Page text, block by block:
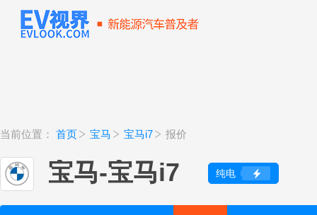
当前位置： 首页 宝马 宝马i7 报价
宝马-宝马i7 纯电